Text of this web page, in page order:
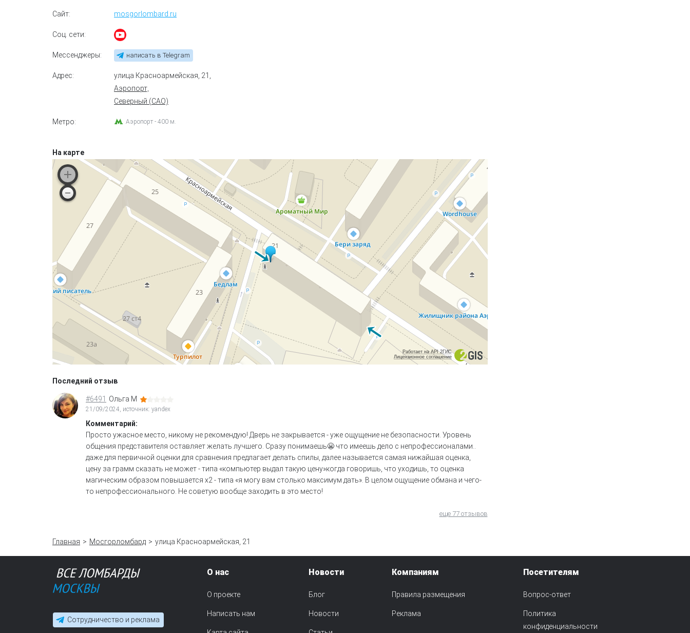
Сайт: mosgorlombard.ru
Соц. сети:
Мессенджеры: написать в Telegram
Адрес: улица Красноармейская, 21
Аэропорт,
Северный (САО)
Метро: Аэропорт - 400 м.
На карте
Работает на API 2ГИС
Лицензионное соглашение
Последний отзыв
#6491 Ольга М
21/09/2024, источник: yandex
Комментарий:
Просто ужасное место, никому не рекомендую! Дверь не закрывается - уже ощущение не безопасности. Уровень
общения представителя оставляет желать лучшего. Сразу понимаешь😬 что имеешь дело с непрофессионалами..
даже для первичной оценки для сравнения предлагает делать спилы, далее называется самая нижайшая оценка,
цену за грамм сказать не может - типа «компьютер выдал такую цену»когда говоришь, что уходишь, то оценка
магическим образом повышается х2 - типа «я могу вам столько максимум дать». В целом ощущение обмана и чего-
то непрофессионального. Не советую вообще заходить в это место!
еще 77 отзывов
Главная Мосгорломбард улица Красноармейская, 21
О нас
О проекте
Написать нам
Новости
Блог
Новости
Компаниям
Правила размещения
Реклама
Посетителям
Вопрос-ответ
Политика
конфиденциальности
Сотрудничество и реклама